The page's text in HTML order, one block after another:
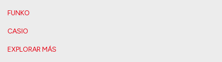
FUNKO
CASIO
EXPLORAR MÁS